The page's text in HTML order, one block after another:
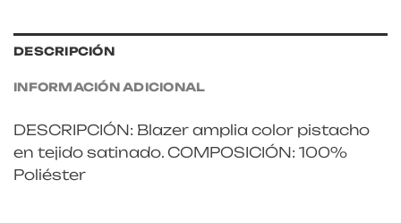
DESCRIPCIÓN
INFORMACIÓN ADICIONAL
DESCRIPCIÓN: Blazer amplia color pistacho
en tejido satinado. COMPOSICIÓN: 100%
Poliéster